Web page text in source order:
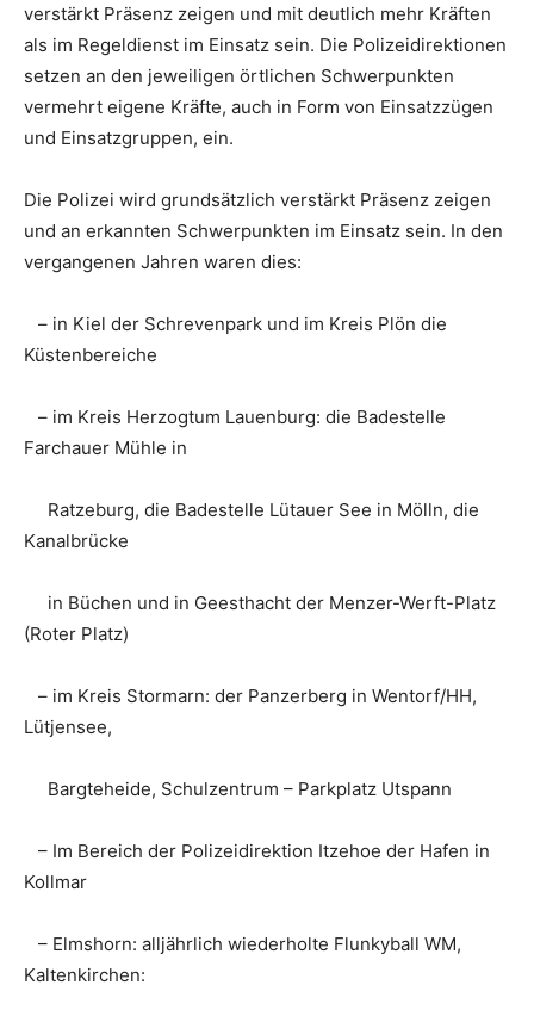
verstärkt Präsenz zeigen und mit deutlich mehr Kräften
als im Regeldienst im Einsatz sein. Die Polizeidirektionen
setzen an den jeweiligen örtlichen Schwerpunkten
vermehrt eigene Kräfte, auch in Form von Einsatzzügen
und Einsatzgruppen, ein.
Die Polizei wird grundsätzlich verstärkt Präsenz zeigen
und an erkannten Schwerpunkten im Einsatz sein. In den
vergangenen Jahren waren dies:
– in Kiel der Schrevenpark und im Kreis Plön die
Küstenbereiche
– im Kreis Herzogtum Lauenburg: die Badestelle
Farchauer Mühle in
Ratzeburg, die Badestelle Lütauer See in Mölln, die
Kanalbrücke
in Büchen und in Geesthacht der Menzer-Werft-Platz
(Roter Platz)
– im Kreis Stormarn: der Panzerberg in Wentorf/HH,
Lütjensee,
Bargteheide, Schulzentrum – Parkplatz Utspann
– Im Bereich der Polizeidirektion Itzehoe der Hafen in
Kollmar
– Elmshorn: alljährlich wiederholte Flunkyball WM,
Kaltenkirchen: